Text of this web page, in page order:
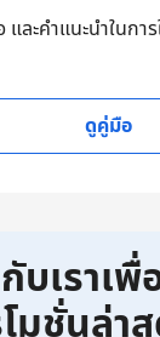
และคำแนะนำในก
ดูคู่มือ
บเราเ
มชั่นล่า